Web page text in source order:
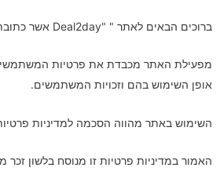
ברוכים הבאים לאתר " "Deal2day אשר כתובתו
מפעילת האתר מכבדת את פרטיות
אופן השימוש בהם וזכויות המשתמשים.
השימוש באתר מהווה הסכמה למדיניות
האמור במדיניות פרטיות זו מנוסח בלשון